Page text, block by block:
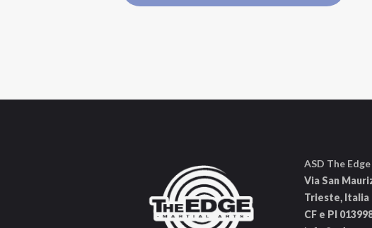
ASD The
Via San
Trieste, Italia
CF e PI